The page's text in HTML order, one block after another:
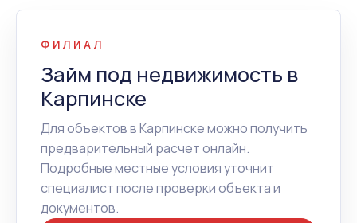
ФИЛИАЛ
Займ под недвижимость в
Карпинске
Для объектов в Карпинске можно получить
предварительный расчет онлайн.
Подробные местные условия уточнит
специалист после проверки объекта и
документов.